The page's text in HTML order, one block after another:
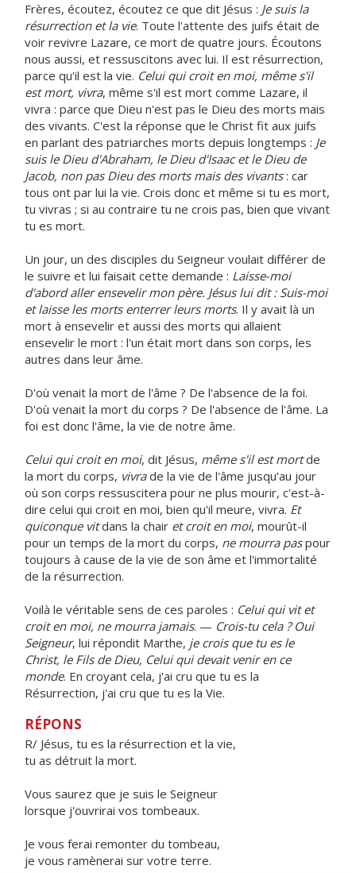
Frères, écoutez, écoutez ce que dit Jésus : Je suis la
résurrection et la vie. Toute l'attente des juifs était de
voir revivre Lazare, ce mort de quatre jours. Écoutons
nous aussi, et ressuscitons avec lui. Il est résurrection,
parce qu'il est la vie. Celui qui croit en moi, même s'il
est mort, vivra, même s'il est mort comme Lazare, il
vivra : parce que Dieu n'est pas le Dieu des morts mais
des vivants. C'est la réponse que le Christ fit aux juifs
en parlant des patriarches morts depuis longtemps : Je
suis le Dieu d'Abraham, le Dieu d'Isaac et le Dieu de
Jacob, non pas Dieu des morts mais des vivants: car
tous ont par lui la vie. Crois donc et même si tu es mort,
tu vivras ; si au contraire tu ne crois pas, bien que vivant
tu es mort.
Un jour, un des disciples du Seigneur voulait différer de
le suivre et lui faisait cette demande : Laisse-moi
d'abord aller ensevelir mon père. Jésus lui dit : Suis-moi
et laisse les morts enterrer leurs morts. Il y avait là un
mort à ensevelir et aussi des morts qui allaient
ensevelir le mort : l'un était mort dans son corps, les
autres dans leur âme.
D'où venait la mort de l'âme ? De l'absence de la foi.
D'où venait la mort du corps ? De l'absence de l'âme. La
foi est donc l'âme, la vie de notre âme.
Celui qui croit en moi, dit Jésus, même s'il est mortde
la mort du corps, vivrade la vie de l'âme jusqu'au jour
où son corps ressuscitera pour ne plus mourir, c'est-à-
dire celui qui croit en moi, bien qu'il meure, vivra. Et
quiconque vitdans la chair et croit en moi, mourût-il
pour un temps de la mort du corps, ne mourra paspour
toujours à cause de la vie de son âme et l'immortalité
de la résurrection.
Voilà le véritable sens de ces paroles : Celui qui vit et
croit en moi, ne mourra jamais. — Crois-tu cela ? Oui
Seigneur, lui répondit Marthe, je crois que tu es le
Christ, le Fils de Dieu, Celui qui devait venir en ce
monde. En croyant cela, j'ai cru que tu es la
Résurrection, j'ai cru que tu es la Vie.
RÉPONS
R/ Jésus, tu es la résurrection et la vie,
tu as détruit la mort.
Vous saurez que je suis le Seigneur
lorsque j'ouvrirai vos tombeaux.
Je vous ferai remonter du tombeau,
je vous ramènerai sur votre terre.